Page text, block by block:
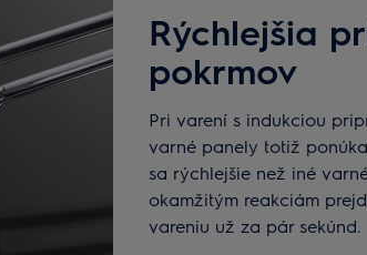
Rýchlejšia
pokrmov
Pri varení s indukciou
varné panely totiž
sa rýchlejšie než iné
okamžitým reakciám
vareniu už za pár sekúnd.